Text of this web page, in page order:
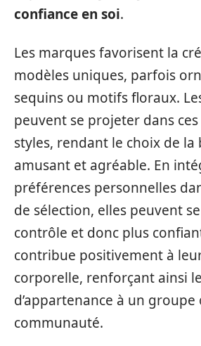
confiance en soi.
Les marques favorisent la
modèles uniques, parfois
sequins ou motifs floraux.
peuvent se projeter dans
styles, rendant le choix de la
amusant et agréable. En
préférences personnelles
de sélection, elles peuvent
contrôle et donc plus
contribue positivement à
corporelle, renforçant ainsi
d’appartenance à un groupe
communauté.